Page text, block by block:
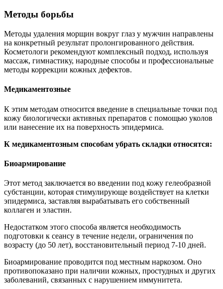
Методы борьбы
Методы удаления морщин вокруг глаз у мужчин направлены
на конкретный результат пролонгированного действия.
Косметологи рекомендуют комплексный подход, используя
массаж, гимнастику, народные способы и профессиональные
методы коррекции кожных дефектов.
Медикаментозные
К этим методам относится введение в специальные точки под
кожу биологически активных препаратов с помощью уколов
или нанесение их на поверхность эпидермиса.
К медикаментозным способам убрать складки относятся:
Биоармирование
Этот метод заключается во введении под кожу гелеобразной
субстанции, которая стимулирующе воздействует на клетки
эпидермиса, заставляя вырабатывать его собственный
коллаген и эластин.
Недостатком этого способа является необходимость
подготовки к сеансу в течение недели, ограничения по
возрасту (до 50 лет), восстановительный период 7-10 дней.
Биоармирование проводится под местным наркозом. Оно
противопоказано при наличии кожных, простудных и других
заболеваний, связанных с нарушением иммунитета.